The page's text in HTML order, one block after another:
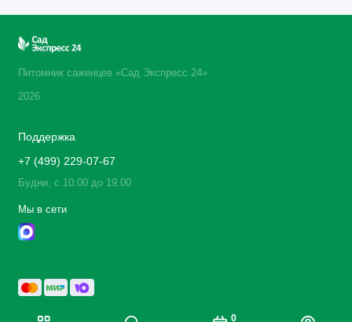
0
Питомник саженцев «Сад Экспресс 24»
2026
Поддержка
+7 (499) 229-07-67
Будни, с 10.00 до 19.00
Мы в сети